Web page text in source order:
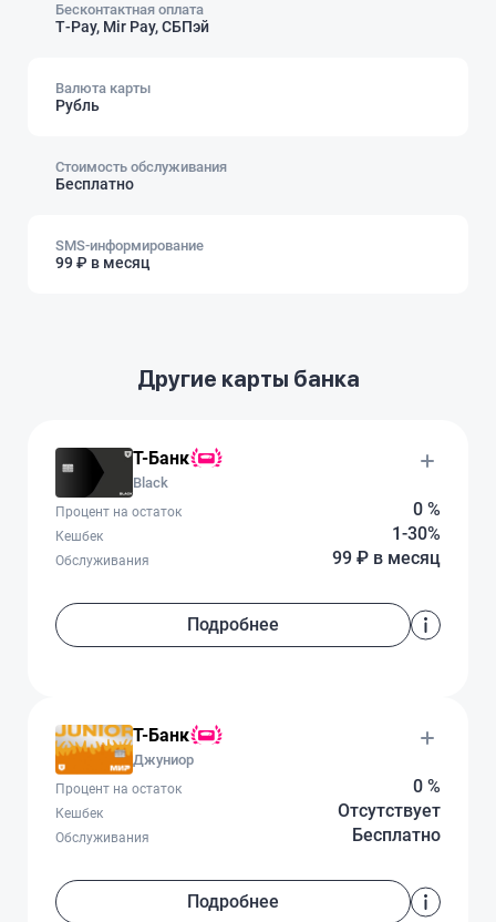
Бесконтактная оплата
Т‑Pay, Mir Pay, СБПэй
Валюта карты
Рубль
Стоимость обслуживания
Бесплатно
SMS-информирование
99 ₽ в месяц
Другие карты банка
Т-Банк
Black
0 %
Процент на остаток
1-30%
Кешбек
99 ₽ в месяц
Обслуживания
Подробнее
Т-Банк
Джуниор
0 %
Процент на остаток
Отсутствует
Кешбек
Бесплатно
Обслуживания
Подробнее